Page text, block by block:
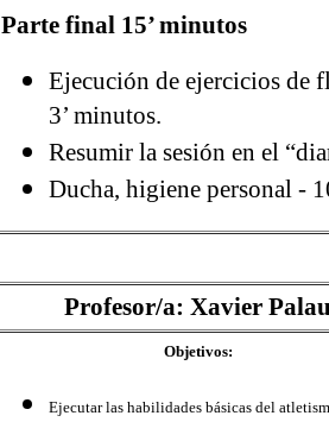
Parte final 15’ minutos
Ejecución de ejercicios de
3’ minutos.
Resumir la sesión en el
Ducha, higiene personal -
Profesor/a: Xavier
Objetivos:
Ejecutar las habilidades básicas del